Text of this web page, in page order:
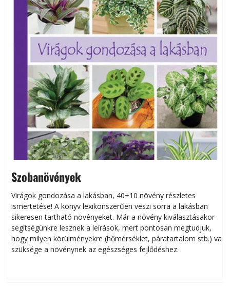
Szobanövények
Virágok gondozása a lakásban, 40+10 növény részletes
ismertetése! A könyv lexikonszerűen veszi sorra a lakásban
sikeresen tart­ha­tó növényeket. Már a növény kiválasztásakor
segítségünkre lesznek a leírások, mert pontosan megtudjuk,
hogy milyen körülményekre (hőmérséklet, páratartalom stb.) van
szüksége a növénynek az egészséges fejlődéshez.